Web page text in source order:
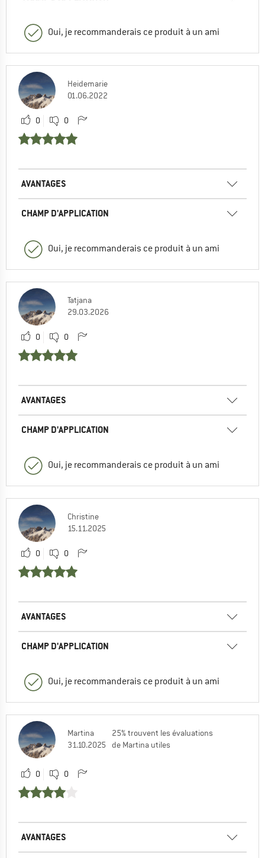
Oui, je recommanderais ce produit à un ami
Heidemarie
01.06.2022
0 0
AVANTAGES
CHAMP D'APPLICATION
Oui, je recommanderais ce produit à un ami
Tatjana
29.03.2026
0 0
AVANTAGES
CHAMP D'APPLICATION
Oui, je recommanderais ce produit à un ami
Christine
15.11.2025
0 0
AVANTAGES
CHAMP D'APPLICATION
Oui, je recommanderais ce produit à un ami
Martina
31.10.2025
25% trouvent les évaluations
de Martina utiles
0 0
AVANTAGES